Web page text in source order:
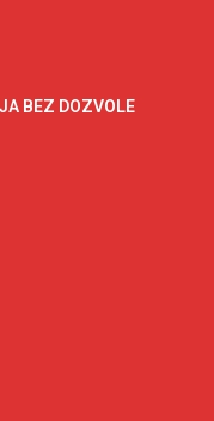
BEZ DOZVOLE